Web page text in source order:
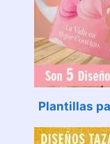
Plantillas